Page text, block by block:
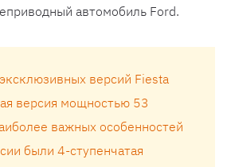
автомобиль Ford.
версий Fiesta
версия мощностью 53
важных особенностей
были 4-ступенчатая